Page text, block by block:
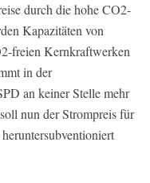
durch die hohe CO2-
Kapazitäten von
freien Kernkraftwerken
in der
an keiner Stelle mehr
nun der Strompreis für